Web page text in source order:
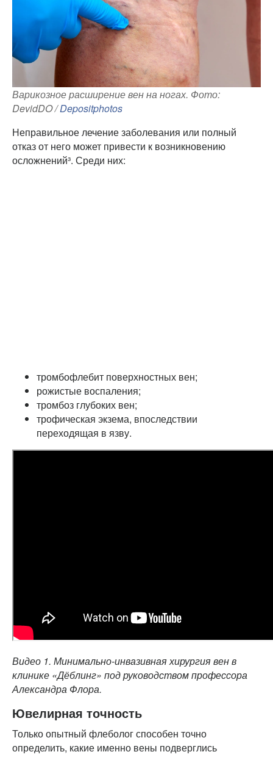
Варикозное расширение вен на ногах. Фото:
DevidDO /Depositphotos
Неправильное лечение заболевания или полный
отказ от него может привести к возникновению
осложнений³. Среди них:
тромбофлебит поверхностных вен;
рожистые воспаления;
тромбоз глубоких вен;
трофическая экзема, впоследствии
переходящая в язву.
Видео 1. Минимально-инвазивная хирургия вен в
клинике «Дёблинг» под руководством профессора
Александра Флора.
Ювелирная точность
Только опытный флеболог способен точно
определить, какие именно вены подверглись